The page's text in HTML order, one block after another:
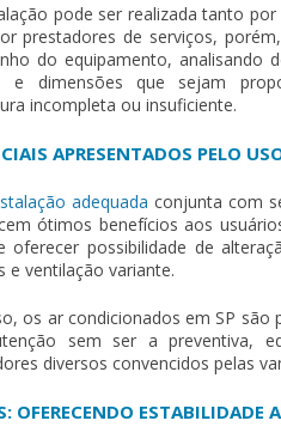
pode ser realizada tanto
prestadores de serviços,
do equipamento,
e dimensões que sejam
incompleta ou insuficiente.
APRESENTADOS PELO
adequada conjunta com
ótimos benefícios aos
oferecer possibilidade de
e ventilação variante.
os ar condicionados em SP são
sem ser a preventiva,
diversos convencidos pelas
OFERECENDO ESTABILIDADE